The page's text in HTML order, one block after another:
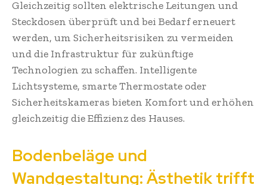
Gleichzeitig sollten elektrische Leitungen und
Steckdosen überprüft und bei Bedarf erneuert
werden, um Sicherheitsrisiken zu vermeiden
und die Infrastruktur für zukünftige
Technologien zu schaffen. Intelligente
Lichtsysteme, smarte Thermostate oder
Sicherheitskameras bieten Komfort und erhöhen
gleichzeitig die Effizienz des Hauses.
Bodenbeläge und
Wandgestaltung: Ästhetik trifft